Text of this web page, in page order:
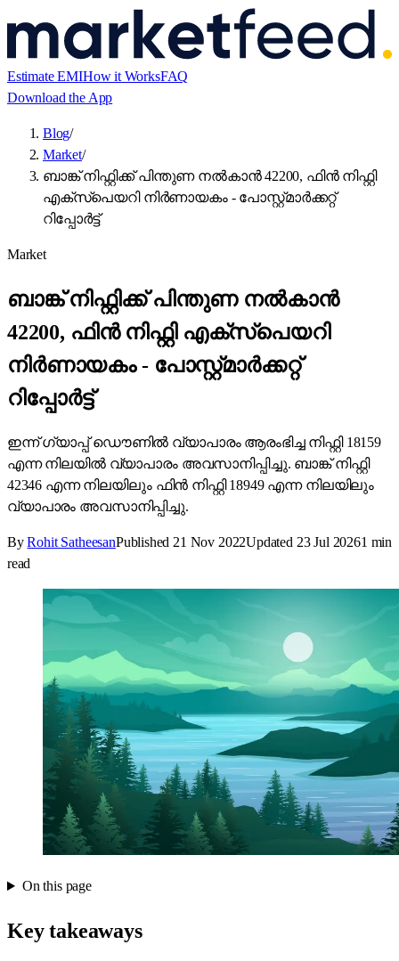
Estimate EMIHow it WorksFAQ
Download the App
Blog/
Market/
ബാങ്ക് നിഫ്റ്റിക്ക് പിന്തുണ നൽകാൻ 42200, ഫിൻ നിഫ്റ്റി
എക്സ്പെയറി നിർണായകം - പോസ്റ്റ്മാർക്കറ്റ്
റിപ്പോർട്ട്
Market
ബാങ്ക് നിഫ്റ്റിക്ക് പിന്തുണ നൽകാൻ
42200, ഫിൻ നിഫ്റ്റി എക്സ്പെയറി
നിർണായകം - പോസ്റ്റ്മാർക്കറ്റ്
റിപ്പോർട്ട്
ഇന്ന് ഗ്യാപ്പ് ഡൌണിൽ വ്യാപാരം ആരംഭിച്ച നിഫ്റ്റി 18159
എന്ന നിലയിൽ വ്യാപാരം അവസാനിപ്പിച്ചു. ബാങ്ക് നിഫ്റ്റി
42346 എന്ന നിലയിലും ഫിൻ നിഫ്റ്റി 18949 എന്ന നിലയിലും
വ്യാപാരം അവസാനിപ്പിച്ചു.
By Rohit SatheesanPublished21 Nov 2022Updated 23 Jul 20261 min
read
On this page
Key takeaways